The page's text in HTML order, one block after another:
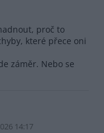
proč to
které přece oni
záměr. Nebo se
14:17